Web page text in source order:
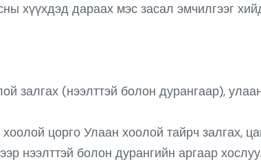
хүүхдэд дараах мэс засал эмчилгээг
залгах (нээлттэй болон дурангаар),
цорго Улаан хоолой тайрч залгах,
нээлттэй болон дурангийн аргаар